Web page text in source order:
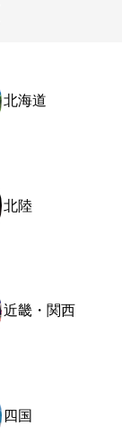
北海道
北陸
近畿・関西
四国